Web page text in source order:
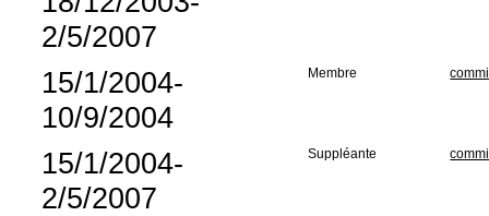
2/5/2007
15/1/2004-
10/9/2004
Membre
15/1/2004-
2/5/2007
Suppléante